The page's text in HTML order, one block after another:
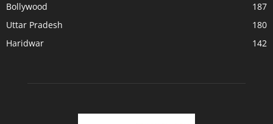
Bollywood
187
Uttar Pradesh
180
Haridwar
142